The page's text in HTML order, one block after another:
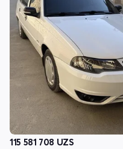
115 581 708 UZS